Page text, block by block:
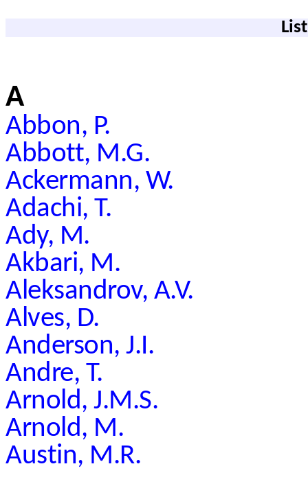
A
Abbon, P.
Abbott, M.G.
Ackermann, W.
Adachi, T.
Ady, M.
Akbari, M.
Aleksandrov, A.V.
Alves, D.
Anderson, J.I.
Andre, T.
Arnold, J.M.S.
Arnold, M.
Austin, M.R.